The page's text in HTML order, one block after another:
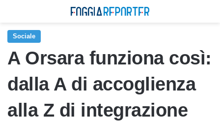
Sociale
A Orsara funziona così:
dalla A di accoglienza
alla Z di integrazione